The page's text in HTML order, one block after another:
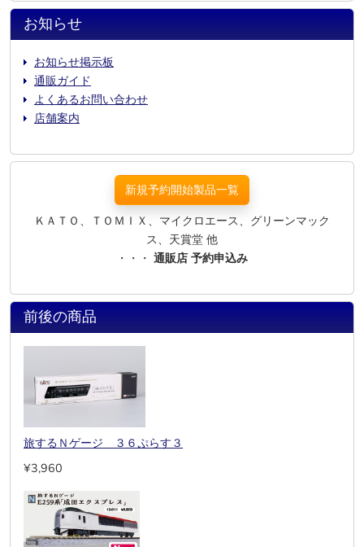
お知らせ
お知らせ掲示板
通販ガイド
よくあるお問い合わせ
店舗案内
新規予約開始製品一覧
ＫＡＴＯ、ＴＯＭＩＸ、マイクロエース、グリーンマック
ス、天賞堂 他
・・・ 通販店 予約申込み
前後の商品
旅するＮゲージ ３６ぷらす３
¥3,960